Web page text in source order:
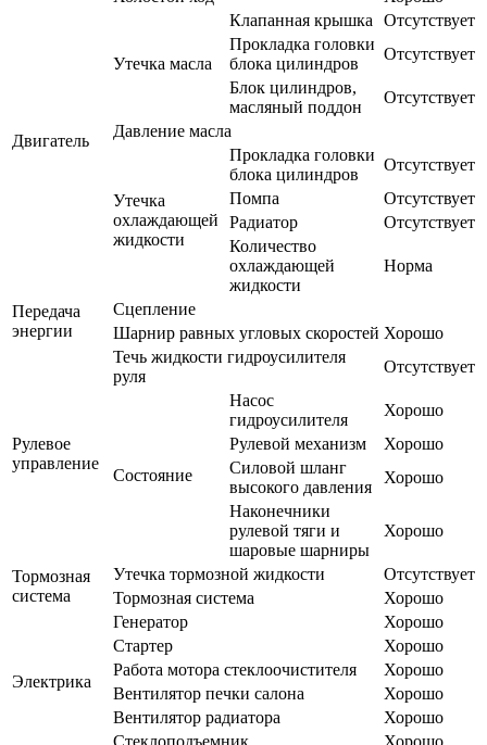
Двигатель
Утечка масла
Клапанная крышка
Отсутствует
Прокладка головки
блока цилиндров
Отсутствует
Блок цилиндров,
масляный поддон
Отсутствует
Давление масла
Утечка
охлаждающей
жидкости
Прокладка головки
блока цилиндров
Отсутствует
Помпа
Отсутствует
Радиатор
Отсутствует
Количество
охлаждающей
жидкости
Норма
Передача
энергии
Сцепление
Шарнир равных угловых скоростей Хорошо
Рулевое
управление
Течь жидкости гидроусилителя
руля
Отсутствует
Состояние
Насос
гидроусилителя
Хорошо
Рулевой механизм
Хорошо
Силовой шланг
высокого давления
Хорошо
Наконечники
рулевой тяги и
шаровые шарниры
Хорошо
Тормозная
система
Утечка тормозной жидкости
Отсутствует
Тормозная система
Хорошо
Электрика
Генератор
Хорошо
Стартер
Хорошо
Работа мотора стеклоочистителя
Хорошо
Вентилятор печки салона
Хорошо
Вентилятор радиатора
Хорошо